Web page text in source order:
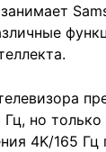
Гц, но
4K/165